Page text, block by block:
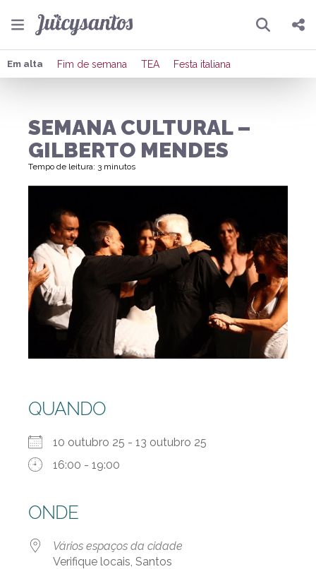
Pesquisar
Compartilhar
Enviar por Whatsapp
Em alta Fim de semana TEA Festa italiana
SEMANA CULTURAL –
GILBERTO MENDES
Tempo de leitura: 3 minutos
QUANDO
10 outubro 25 - 13 outubro 25
16:00 - 19:00
ONDE
Vários espaços da cidade
Verifique locais, Santos